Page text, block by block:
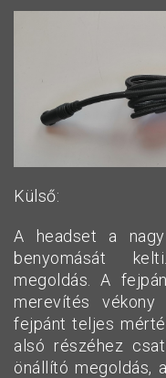
Külső:
A headset a nagy
benyomását
megoldás. A
merevítés
fejpánt teljes
alsó részéhez
önállító megoldás,